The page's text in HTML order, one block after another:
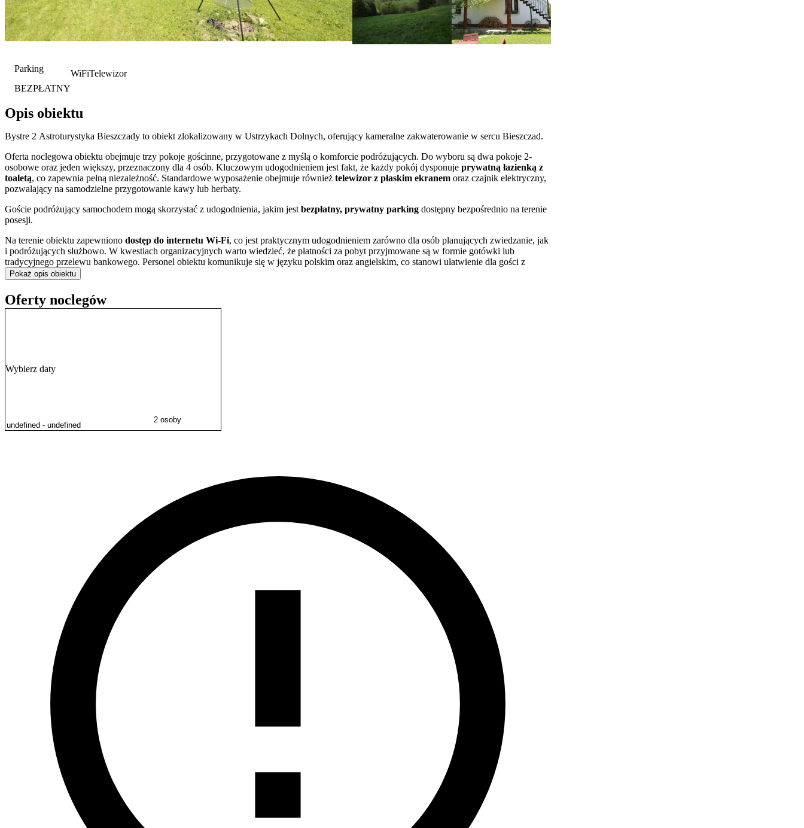
Parking
BEZPŁATNY
WiFiTelewizor
Opis obiektu
Bystre 2 Astroturystyka Bieszczady to obiekt zlokalizowany w Ustrzykach Dolnych, oferujący kameralne zakwaterowanie w sercu Bieszczad.
Oferta noclegowa obiektu obejmuje trzy pokoje gościnne, przygotowane z myślą o komforcie podróżujących. Do wyboru są dwa pokoje 2-
osobowe oraz jeden większy, przeznaczony dla 4 osób. Kluczowym udogodnieniem jest fakt, że każdy pokój dysponuje prywatną łazienką z
toaletą, co zapewnia pełną niezależność. Standardowe wyposażenie obejmuje również telewizor z płaskim ekranem oraz czajnik elektryczny,
pozwalający na samodzielne przygotowanie kawy lub herbaty.
Goście podróżujący samochodem mogą skorzystać z udogodnienia, jakim jest bezpłatny, prywatny parking dostępny bezpośrednio na terenie
posesji.
Na terenie obiektu zapewniono dostęp do internetu Wi-Fi, co jest praktycznym udogodnieniem zarówno dla osób planujących zwiedzanie, jak
i podróżujących służbowo. W kwestiach organizacyjnych warto wiedzieć, że płatności za pobyt przyjmowane są w formie gotówki lub
tradycyjnego przelewu bankowego. Personel obiektu komunikuje się w języku polskim oraz angielskim, co stanowi ułatwienie dla gości z
różnych krajów.
Doba hotelowa rozpoczyna się o godzinie 15:00 w dniu przyjazdu, a wymeldowanie należy zrealizować do godziny 11:00 w dniu wyjazdu.
Pokaż opis obiektu
Oferty noclegów
Wybierz daty
2 osoby